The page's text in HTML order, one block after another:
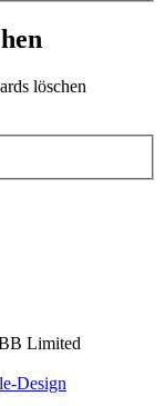
löschen
Limited
Design